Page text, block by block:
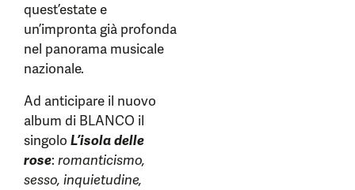
quest’estate e
un’impronta già profonda
nel panorama musicale
nazionale.
Ad anticipare il nuovo
album di BLANCO il
singolo L’isola delle
rose: romanticismo,
sesso, inquietudine,